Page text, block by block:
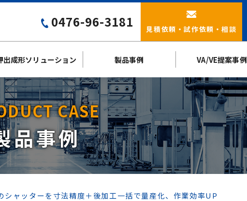
0476-96-3181 見積依頼・試作依頼・相談
出成形ソリューション 製品事例 VA/VE提案事例
CASE
品事例
シャッターを寸法精度＋後加工一括で量産化、作業効率UP